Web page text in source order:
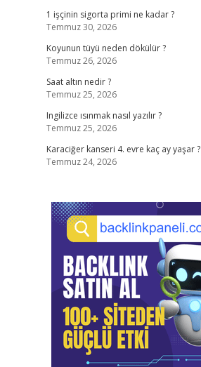
1 işçinin sigorta primi ne kadar ?
Temmuz 30, 2026
Koyunun tüyü neden dökülür ?
Temmuz 26, 2026
Saat altın nedir ?
Temmuz 25, 2026
Ingilizce ısınmak nasıl yazılır ?
Temmuz 25, 2026
Karaciğer kanseri 4. evre kaç ay yaşar ?
Temmuz 24, 2026